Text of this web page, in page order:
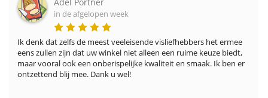
in de afgelopen week
Ik denk dat zelfs de meest veeleisende visliefhebbers het ermee
eens zullen zijn dat uw winkel niet alleen een ruime keuze biedt,
maar vooral ook een onberispelijke kwaliteit en smaak. Ik ben er
ontzettend blij mee. Dank u wel!